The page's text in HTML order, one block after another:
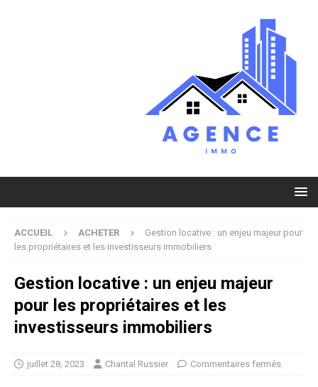
ACCUEIL ACHETER
Gestion locative : un enjeu majeur pour
les propriétaires et les investisseurs immobiliers
Gestion locative : un enjeu majeur
pour les propriétaires et les
investisseurs immobiliers
juillet 28, 2023 Chantal Russier Commentaires fermés